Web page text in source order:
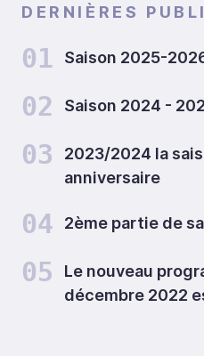
DERNIÈRES
01 Saison 2025-
02 Saison 2024 -
03
2023/2024 la
anniversaire
04 2ème partie de
05
Le nouveau
décembre 2022